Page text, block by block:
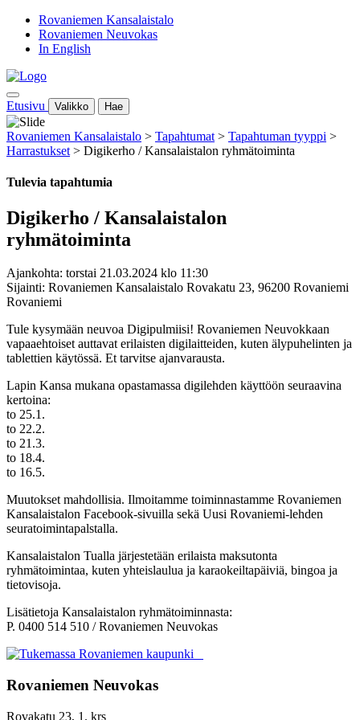
Rovaniemen Kansalaistalo
Rovaniemen Neuvokas
In English
Etusivu Valikko Hae
Rovaniemen Kansalaistalo > Tapahtumat > Tapahtuman tyyppi >
Harrastukset > Digikerho / Kansalaistalon ryhmätoiminta
Tulevia tapahtumia
Digikerho / Kansalaistalon
ryhmätoiminta
Ajankohta: torstai 21.03.2024 klo 11:30
Sijainti: Rovaniemen Kansalaistalo Rovakatu 23, 96200 Rovaniemi
Rovaniemi
Tule kysymään neuvoa Digipulmiisi! Rovaniemen Neuvokkaan
vapaaehtoiset auttavat erilaisten digilaitteiden, kuten älypuhelinten ja
tablettien käytössä. Et tarvitse ajanvarausta.
Lapin Kansa mukana opastamassa digilehden käyttöön seuraavina
kertoina:
to 25.1.
to 22.2.
to 21.3.
to 18.4.
to 16.5.
Muutokset mahdollisia. Ilmoitamme toiminnastamme Rovaniemen
Kansalaistalon Facebook-sivuilla sekä Uusi Rovaniemi-lehden
seuratoimintapalstalla.
Kansalaistalon Tualla järjestetään erilaista maksutonta
ryhmätoimintaa, kuten yhteislaulua ja karaokeiltapäiviä, bingoa ja
tietovisoja.
Lisätietoja Kansalaistalon ryhmätoiminnasta:
P. 0400 514 510 / Rovaniemen Neuvokas
Rovaniemen Neuvokas
Rovakatu 23, 1. krs